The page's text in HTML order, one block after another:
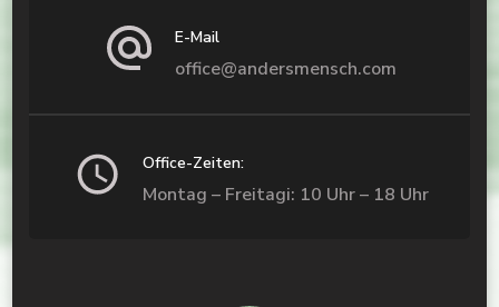
E-Mail
office@andersmensch.com
Office-Zeiten:
Montag – Freitagi: 10 Uhr – 18 Uhr